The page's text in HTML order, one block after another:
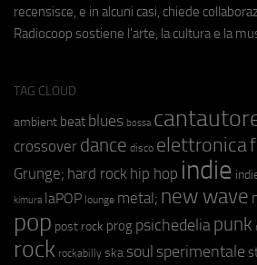
recensisce, e in alcuni casi, chiede
Radiocoop sostiene l'arte, la cultura e la
TAG CLOUD
ambient beat blues bossa
crossover dance disco elettronica
Grunge; hard rock hip hop indie
kimura laPOP lounge metal; new wave
pop post rock prog psichedeliapunk
rock rockabilly ska soul sperimentale